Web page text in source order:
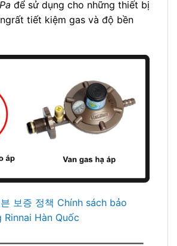
để sử dụng cho những thiết bị
tiết kiệm gas và độ bền
보증 정책 Chính sách bảo
Hàn Quốc